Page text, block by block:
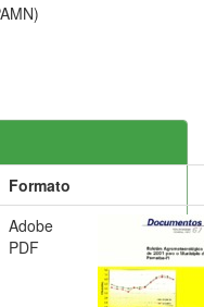
Formato
Adobe
PDF